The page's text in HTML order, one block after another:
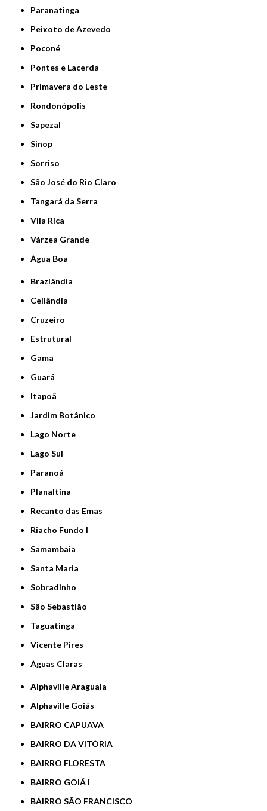
Paranatinga
Peixoto de Azevedo
Poconé
Pontes e Lacerda
Primavera do Leste
Rondonópolis
Sapezal
Sinop
Sorriso
São José do Rio Claro
Tangará da Serra
Vila Rica
Várzea Grande
Água Boa
Brazlândia
Ceilândia
Cruzeiro
Estrutural
Gama
Guará
Itapoã
Jardim Botânico
Lago Norte
Lago Sul
Paranoá
Planaltina
Recanto das Emas
Riacho Fundo I
Samambaia
Santa Maria
Sobradinho
São Sebastião
Taguatinga
Vicente Pires
Águas Claras
Alphaville Araguaia
Alphaville Goiás
BAIRRO CAPUAVA
BAIRRO DA VITÓRIA
BAIRRO FLORESTA
BAIRRO GOIÁ I
BAIRRO SÃO FRANCISCO